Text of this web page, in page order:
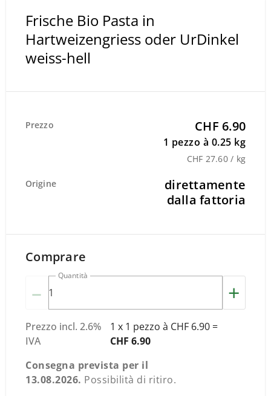
Frische Bio Pasta in
Hartweizengriess oder UrDinkel
weiss-hell
Prezzo CHF 6.90
1 pezzo à 0.25 kg
CHF 27.60 / kg
Origine
direttamente
dalla fattoria
Comprare
–
Quantità
+
Prezzo incl. 2.6%
IVA
1 x 1 pezzo à CHF 6.90 =
CHF 6.90
Consegna prevista per il
13.08.2026. Possibilità di ritiro.